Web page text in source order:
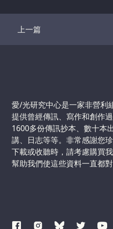
上一篇
Transcript
Support us:
愛/光研究中心是一家非營利
提供曾經傳訊、寫作和創作
1600多份傳訊抄本、數十本
講、日志等等。非常感謝您
下載或收聽時，請考慮購買
幫助我們使這些資料一直都對